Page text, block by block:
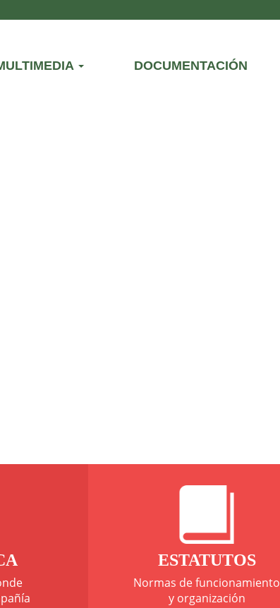
DOCUMENTACIÓN
ESTATUTOS
Normas de funcionamiento
y organización